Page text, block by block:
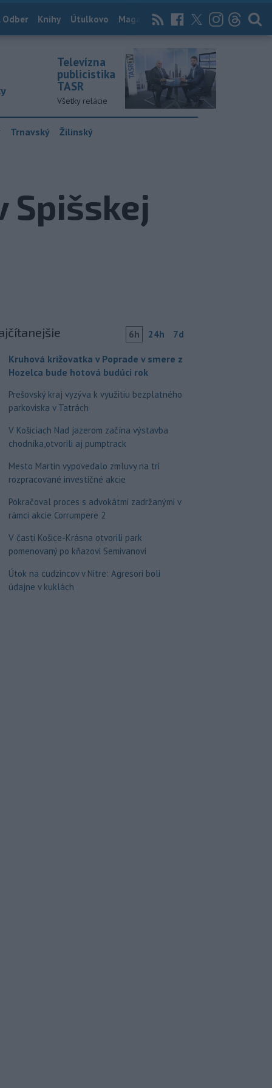
Odber Knihy Útulkovo Magazín News Now Archív
Televízna
publicistika
TASR
Všetky relácie
Trnavský Žilinský
Spišskej
6h 24h 7d
Kruhová križovatka v Poprade v smere z
Hozelca bude hotová budúci rok
Prešovský kraj vyzýva k využitiu bezplatného
parkoviska v Tatrách
V Košiciach Nad jazerom začína výstavba
chodníka,otvorili aj pumptrack
Mesto Martin vypovedalo zmluvy na tri
rozpracované investičné akcie
Pokračoval proces s advokátmi zadržanými v
rámci akcie Corrumpere 2
V časti Košice-Krásna otvorili park
pomenovaný po kňazovi Semivanovi
Útok na cudzincov v Nitre: Agresori boli
údajne v kuklách